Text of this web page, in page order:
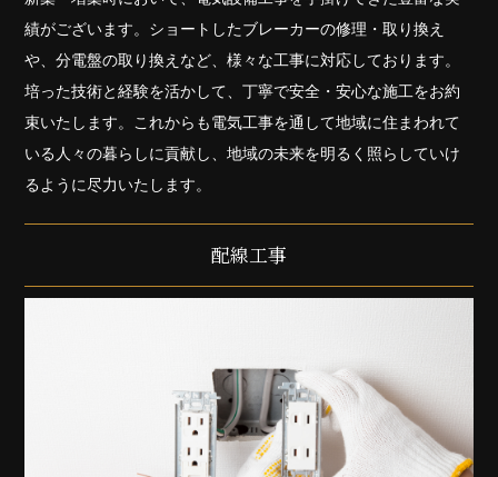
績がございます。ショートしたブレーカーの修理・取り換え
や、分電盤の取り換えなど、様々な工事に対応しております。
培った技術と経験を活かして、丁寧で安全・安心な施工をお約
束いたします。これからも電気工事を通して地域に住まわれて
いる人々の暮らしに貢献し、地域の未来を明るく照らしていけ
るように尽力いたします。
配線工事